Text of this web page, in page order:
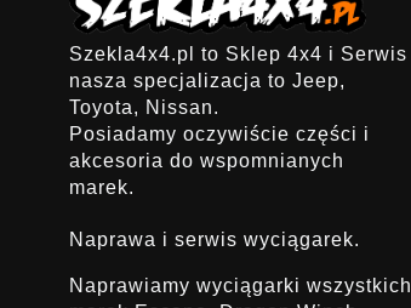
Szekla4x4.pl to Sklep 4x4 i Serwis
nasza specjalizacja to Jeep,
Toyota, Nissan.
Posiadamy oczywiście części i
akcesoria do wspomnianych
marek.
Naprawa i serwis wyciągarek.
Naprawiamy wyciągarki wszystkich